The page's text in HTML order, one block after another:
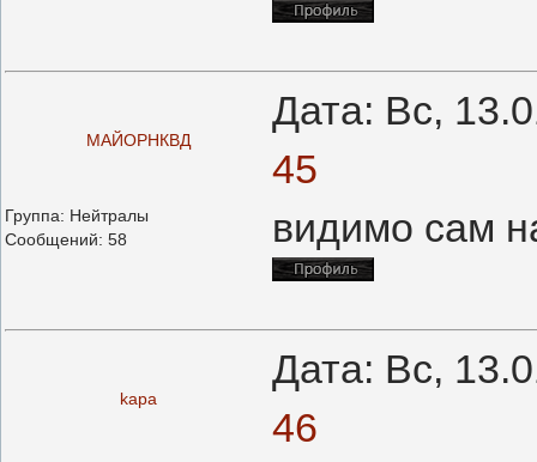
МАЙОРНКВД
Дата: Вс,
45
Группа: Нейтралы
Сообщений: 58 видимо сам
kapa
Дата: Вс,
46